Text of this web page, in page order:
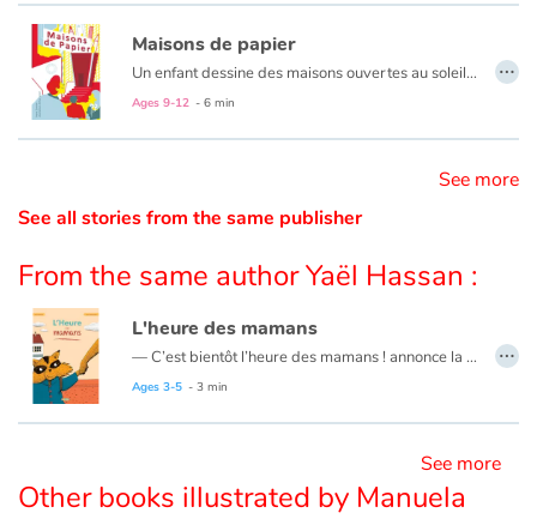
Catalogue anglais
Contraste +
Help
Home
Family
Schools
Videos & Tutorials
Maisons de papier
Un enfant dessine des maisons ouvertes au soleil, à tous vents et à tous gens mais la gomme fait son œuvre… et le lecteur bascule dans la réalité du quotidien
Ages 9-12 - 6 min
…
See more
See all stories from the same publisher
From the same author Yaël Hassan :
L'heure des mamans
— C’est bientôt l’heure des mamans ! annonce la maîtresse.
Le texte, bien écrit avec une touche d'humour, plaide pour une lecture à haute voix. Il est accompagné d'illustrations douces et prégnantes. Un album réussi et précieux pour rappeler certaines évidences.
Ages 3-5 - 3 min
…
See more
Other books illustrated by Manuela